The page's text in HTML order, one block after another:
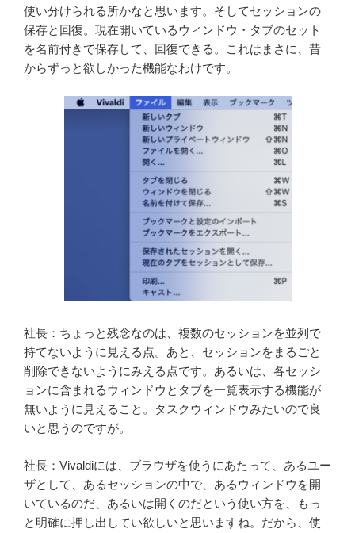
使い分けられる所かなと思います。そしてセッションの
保存と回復。現在開いているウィンドウ・タブのセット
を名前付きで保存して、回復できる。これはまさに、昔
からずっと欲しかった機能なわけです。
社長：ちょっと残念なのは、複数のセッションを並列で
持てないように見える点。あと、セッションをまるごと
削除できないようにみえる点です。あるいは、各セッシ
ョンに含まれるウィンドウとタブを一覧表示する機能が
無いように見えること。タスクウィンドウみたいので良
いと思うのですが。
社長：Vivaldiには、ブラウザを使うにあたって、あるユー
ザとして、あるセッションの中で、あるウィンドウを開
いているのだ、あるいは開くのだという使い方を、もっ
と明確に押し出してい欲しいと思いますね。だから、使